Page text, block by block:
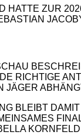
ZUR
RICHTIGE
BLEIBT